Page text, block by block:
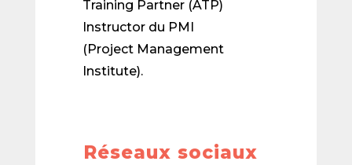
Training Partner (ATP)
Instructor du PMI
(Project Management
Institute).
Réseaux sociaux